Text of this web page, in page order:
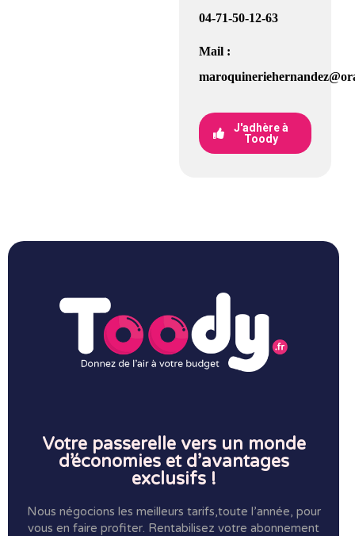
04-71-50-12-63
Mail :
J'adhère à
Toody
Votre passerelle vers un monde
d’économies et d’avantages
exclusifs !
Nous négocions les meilleurs tarifs,toute l’année, pour
vous en faire profiter. Rentabilisez votre abonnement